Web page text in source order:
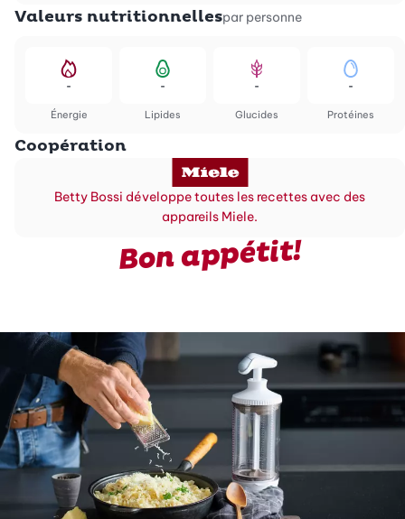
Valeurs nutritionnellespar personne
Énergie
-
Lipides
-
Glucides
-
Protéines
-
Coopération
Betty Bossi développe toutes les recettes avec des
appareils Miele.
Bon appétit!